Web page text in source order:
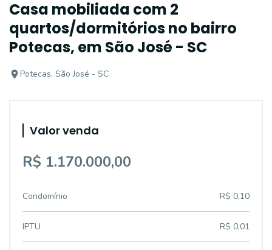
Casa mobiliada com 2
quartos/dormitórios no bairro
Potecas, em São José - SC
Potecas, São José - SC
Valor venda
R$ 1.170.000,00
Condomínio R$ 0,10
IPTU R$ 0,01